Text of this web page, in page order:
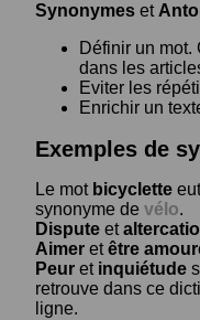
Synonymes et
Définir un mot.
dans les
Eviter les
Enrichir un
Exemples de
Le mot bicyclette
synonyme de vélo.
Dispute et
Aimer etêtre
Peur et inquiétude
retrouve dans ce
ligne.